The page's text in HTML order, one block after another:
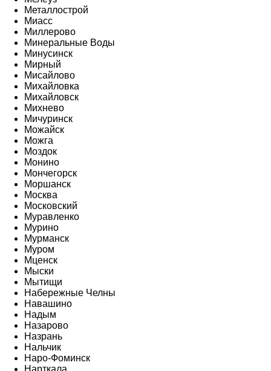
Металлострой
Миасс
Миллерово
Минеральные Воды
Минусинск
Мирный
Мисайлово
Михайловка
Михайловск
Михнево
Мичуринск
Можайск
Можга
Моздок
Монино
Мончегорск
Моршанск
Москва
Московский
Муравленко
Мурино
Мурманск
Муром
Мценск
Мыски
Мытищи
Набережные Челны
Навашино
Надым
Назарово
Назрань
Нальчик
Наро-Фоминск
Нарткала